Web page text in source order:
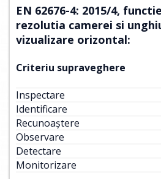
EN 62676-4: 2015/4,
rezolutia camerei si
vizualizare orizontal:
Criteriu supraveghere
Inspectare
Identificare
Recunoaștere
Observare
Detectare
Monitorizare